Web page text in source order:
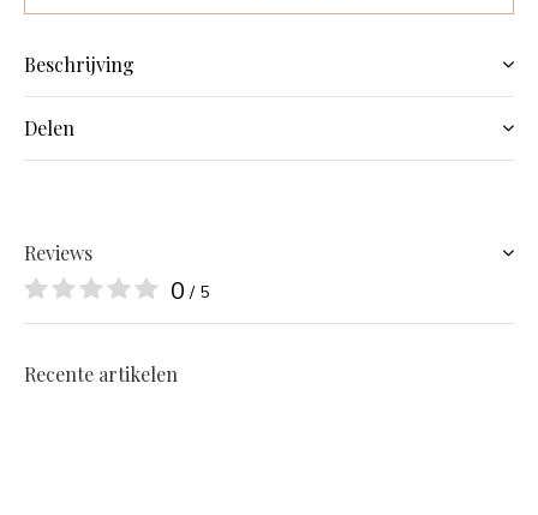
Beschrijving
Delen
Reviews
0 / 5
Recente artikelen